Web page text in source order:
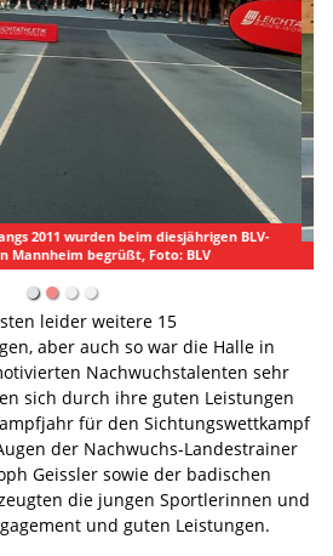
gaben ihr Bestes, Foto: BLV
leider weitere 15
aber auch so war die Halle in
Nachwuchstalenten sehr
sich durch ihre guten Leistungen
für den Sichtungswettkampf
der Nachwuchs-Landestrainer
Geissler sowie der badischen
die jungen Sportlerinnen und
und guten Leistungen.